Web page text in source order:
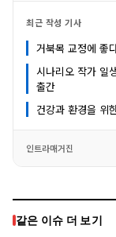
최근 작성 기사
거북목 교정에 좋
시나리오 작가 일
출간
건강과 환경을 위
인트라매거진
같은 이슈 더 보기